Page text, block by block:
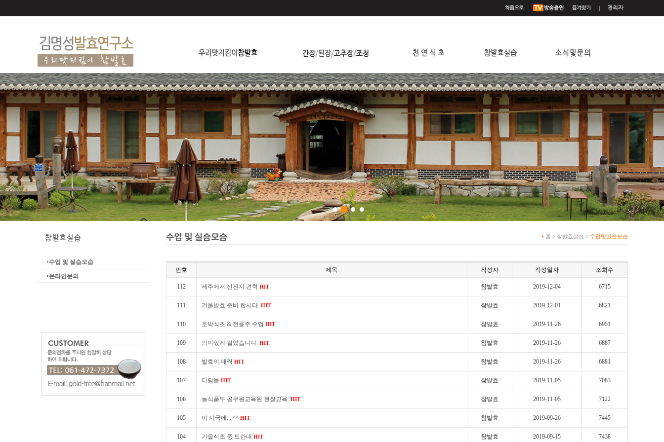
수업 및 실습모습
온라인문의
홈 > 참발효실습 > 수업및실습모습
번호 제목 작성자 작성일자 조회수
112 제주에서 선진지 견학 HIT 참발효 2019-12-04 6715
111 겨울발효 준비 합시다. HIT 참발효 2019-12-01 6821
110 호박식초 & 전통주 수업 HIT 참발효 2019-11-26 6951
109 의미있게 걸었습니다. HIT 참발효 2019-11-26 6887
108 발효의 매력 HIT 참발효 2019-11-26 6881
107 디딤돌 HIT 참발효 2019-11-05 7083
106 농식품부 공무원교육원 현장교육. HIT 참발효 2019-11-05 7122
105 이 시국에....^^ HIT 참발효 2019-09-26 7445
104 가을식초 중 토란대 HIT 참발효 2019-09-15 7438